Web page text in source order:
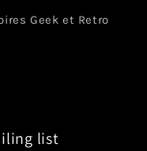
Geek et Retro
list